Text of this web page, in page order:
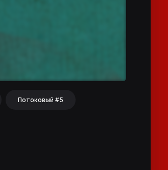
Потоковый #5